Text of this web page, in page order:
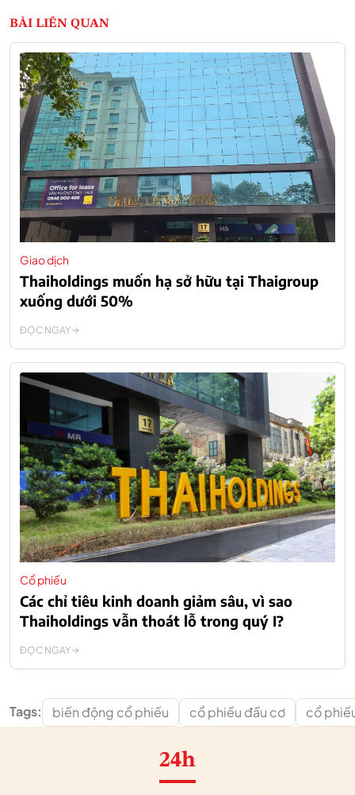
BÀI LIÊN QUAN
Giao dịch
Thaiholdings muốn hạ sở hữu tại Thaigroup
xuống dưới 50%
ĐỌC NGAY
Cổ phiếu
Các chỉ tiêu kinh doanh giảm sâu, vì sao
Thaiholdings vẫn thoát lỗ trong quý I?
ĐỌC NGAY
Tags: biến động cổ phiếu cổ phiếu đầu cơ cổ
24h